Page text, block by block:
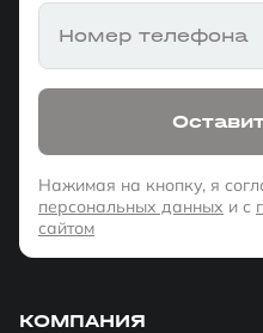
Номер телефона
Нажимая на кнопку, я
персональных данных и с
сайтом
КОМПАНИЯ